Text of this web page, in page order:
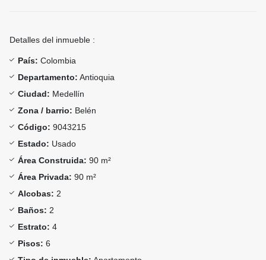
Detalles del inmueble :
País: Colombia
Departamento: Antioquia
Ciudad: Medellín
Zona / barrio: Belén
Código: 9043215
Estado: Usado
Área Construida: 90 m²
Área Privada: 90 m²
Alcobas: 2
Baños: 2
Estrato: 4
Pisos: 6